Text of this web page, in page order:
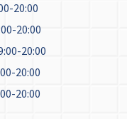
20:00
20:00
20:00
20:00
20:00